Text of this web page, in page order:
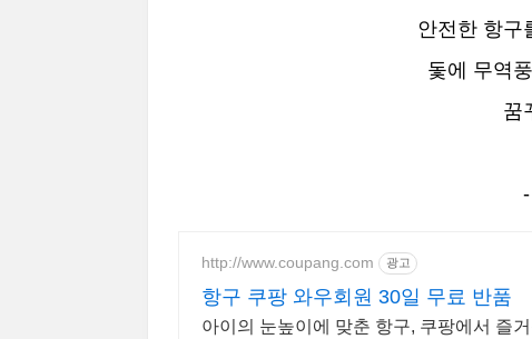
안전한 항구
돛에 무역
꿈
http://www.coupang.com 광고
항구 쿠팡 와우회원 30일 무료 반품
아이의 눈높이에 맞춘 항구, 쿠팡에서 즐